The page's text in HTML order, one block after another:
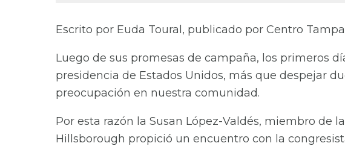
Escrito por Euda Toural, publicado por Centro
Luego de sus promesas de campaña, los primeros
presidencia de Estados Unidos, más que despejar
preocupación en nuestra comunidad.
Por esta razón la Susan López-Valdés, miembro de
Hillsborough propició un encuentro con la